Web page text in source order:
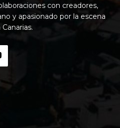
con creadores,
y apasionado por la escena